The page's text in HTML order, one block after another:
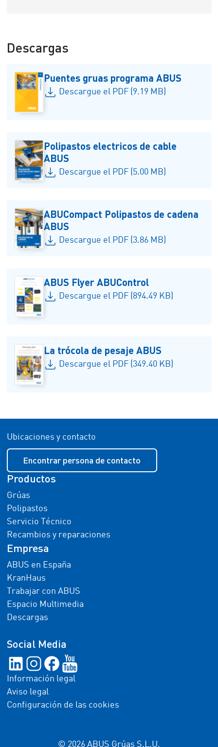
Descargas
Puentes gruas programa ABUS
Descargue el PDF (9.19 MB)
Polipastos electricos de cable
ABUS
Descargue el PDF (5.00 MB)
ABUCompact Polipastos de cadena
ABUS
Descargue el PDF (3.86 MB)
ABUS Flyer ABUControl
Descargue el PDF (894.49 KB)
La trócola de pesaje ABUS
Descargue el PDF (349.40 KB)
Ubicaciones y contacto
Encontrar persona de contacto
Productos
Grúas
Polipastos
Servicio Técnico
Recambios y reparaciones
Empresa
ABUS en España
KranHaus
Trabajar con ABUS
Espacio Multimedia
Descargas
Social Media
Información legal
Aviso legal
Configuración de las cookies
© 2026 ABUS Grúas S.L.U.